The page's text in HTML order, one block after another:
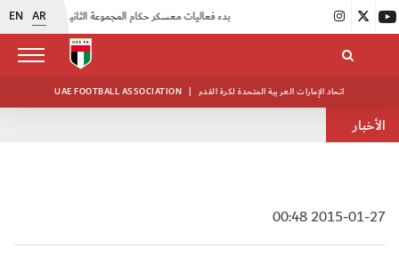
EN AR |
UAE FOOTBALL ASSOCIATION | اتحاد الإمارات العربية المتحدة لكرة القدم
الأخبار
2015-01-27 00:48